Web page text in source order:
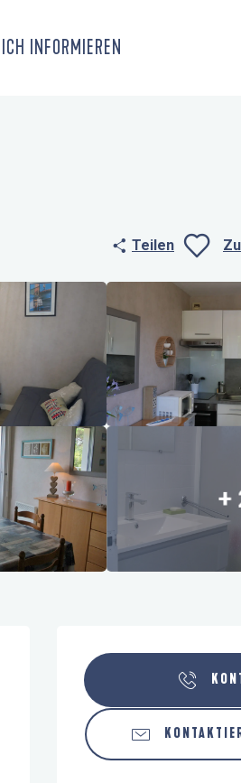
INFORMIEREN
Teilen
+